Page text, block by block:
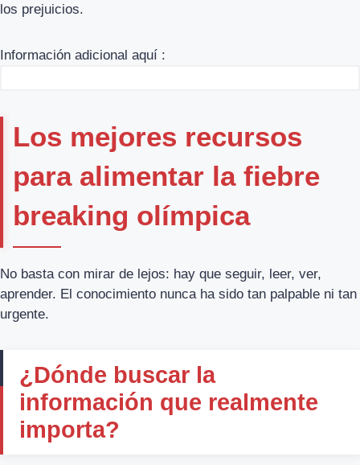
los prejuicios.
Información adicional aquí :
Los mejores recursos
para alimentar la fiebre
breaking olímpica
No basta con mirar de lejos: hay que seguir, leer, ver,
aprender. El conocimiento nunca ha sido tan palpable ni tan
urgente.
¿Dónde buscar la
información que realmente
importa?